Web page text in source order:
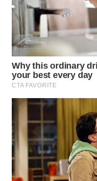
WN
BINTAN
WN
MANDALIKA
LIKUPANG
WN
LABUANBAJO
WN
BORNEO